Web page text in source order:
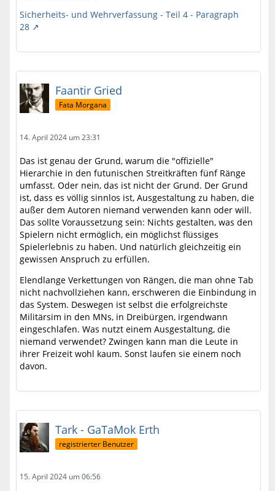
Sicherheits- und Wehrverfassung - Teil 4 - Paragraph
28
Faantir Gried
Fata Morgana
14. April 2024 um 23:31
Das ist genau der Grund, warum die "offizielle"
Hierarchie in den futunischen Streitkräften fünf Ränge
umfasst. Oder nein, das ist nicht der Grund. Der Grund
ist, dass es völlig sinnlos ist, Ausgestaltung zu haben, die
außer dem Autoren niemand verwenden kann oder will.
Das sollte Voraussetzung sein: Nichts gestalten, was den
Spielern nicht ermöglich, ein möglichst flüssiges
Spielerlebnis zu haben. Und natürlich gleichzeitig ein
gewissen Anspruch zu erfüllen.
Elendlange Verkettungen von Rängen, die man ohne Tab
nicht nachvollziehen kann, erschweren die Einbindung in
das System. Deswegen ist selbst die erfolgreichste
Militärsim in den MNs, in Dreibürgen, irgendwann
eingeschlafen. Was nutzt einem Ausgestaltung, die
niemand verwendet? Zwingen kann man die Leute in
ihrer Freizeit wohl kaum. Sonst laufen sie einem noch
davon.
Tark - GaTaMok Erth
registrierter Benutzer
15. April 2024 um 06:56